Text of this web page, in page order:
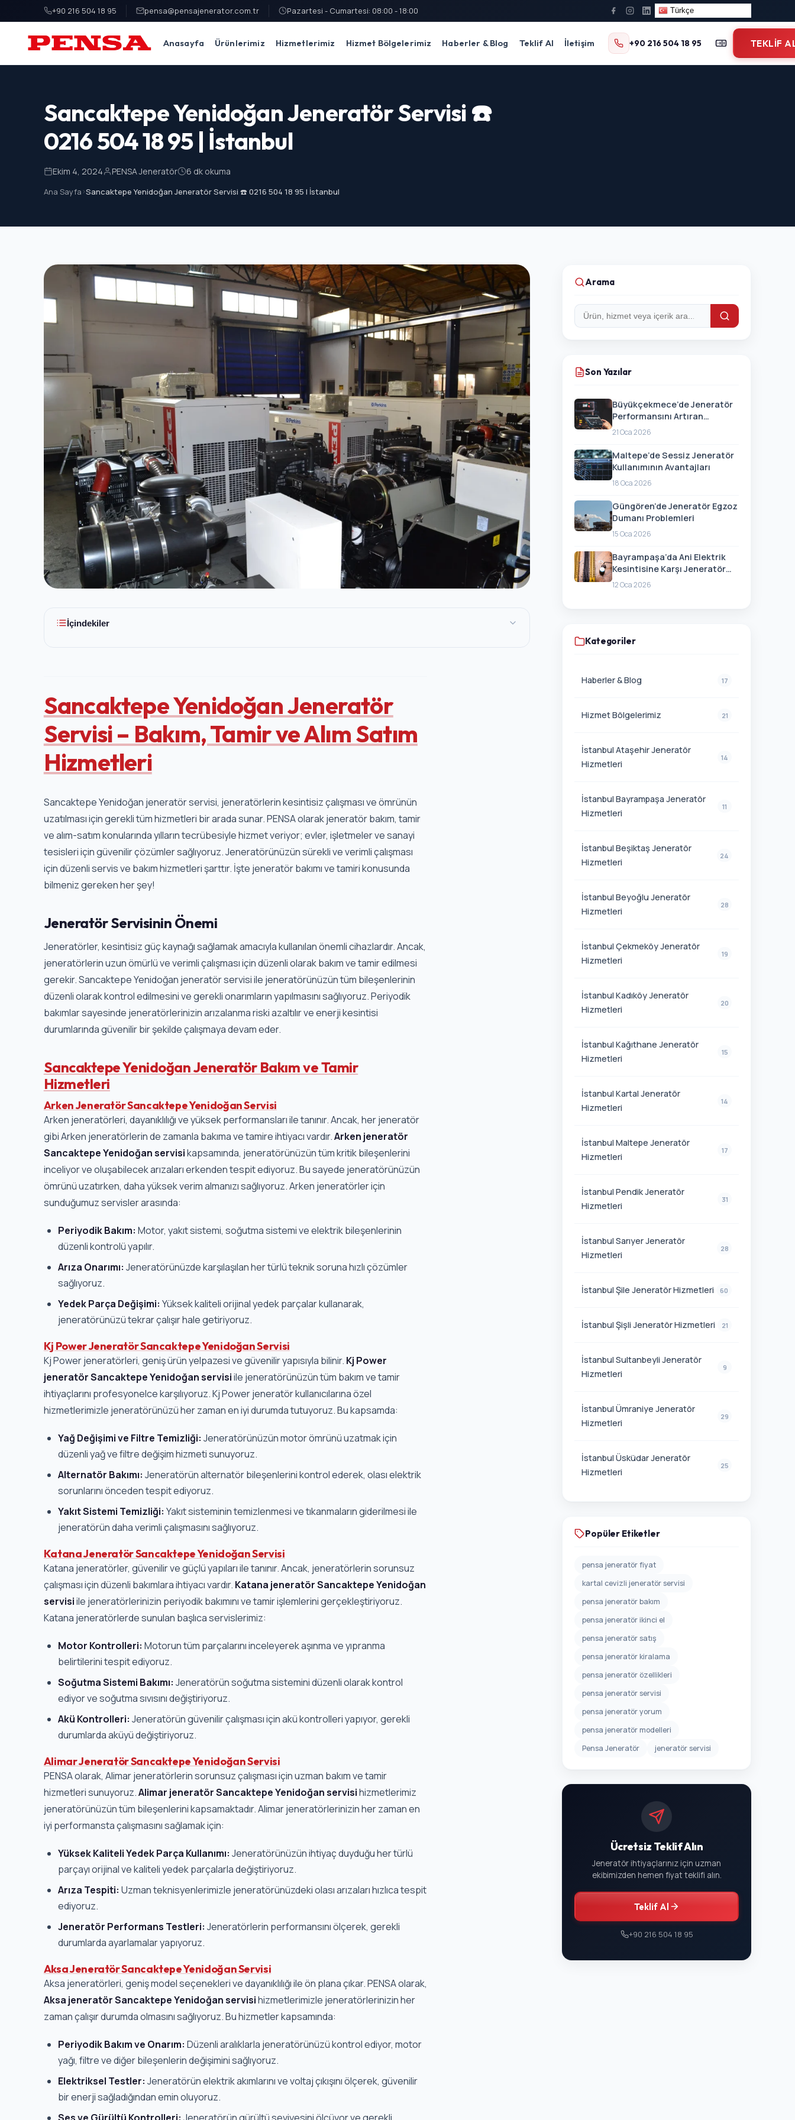
+90 216 504 18 95 pensa@pensajenerator.com.tr Pazartesi - Cumartesi: 08:00 - 18:00 Türkçe
PENSA Generator
Anasayfa Ürünlerimiz Hizmetlerimiz Hizmet Bölgelerimiz Haberler & Blog Teklif Al İletişim +90 216 504 18 95 TEKLIF
Sancaktepe Yenidoğan Jeneratör Servisi ☎️
0216 504 18 95 | İstanbul
Ekim 4, 2024 PENSA Jeneratör 6 dk okuma
Ana Sayfa>Sancaktepe Yenidoğan Jeneratör Servisi ☎️ 0216 504 18 95 | İstanbul
İçindekiler
Sancaktepe Yenidoğan Jeneratör
Servisi – Bakım, Tamir ve Alım Satım
Hizmetleri
Sancaktepe Yenidoğan jeneratör servisi, jeneratörlerin kesintisiz çalışması ve ömrünün
uzatılması için gerekli tüm hizmetleri bir arada sunar. PENSA olarak jeneratör bakım, tamir
ve alım-satım konularında yılların tecrübesiyle hizmet veriyor; evler, işletmeler ve sanayi
tesisleri için güvenilir çözümler sağlıyoruz. Jeneratörünüzün sürekli ve verimli çalışması
için düzenli servis ve bakım hizmetleri şarttır. İşte jeneratör bakımı ve tamiri konusunda
bilmeniz gereken her şey!
Jeneratör Servisinin Önemi
Jeneratörler, kesintisiz güç kaynağı sağlamak amacıyla kullanılan önemli cihazlardır. Ancak,
jeneratörlerin uzun ömürlü ve verimli çalışması için düzenli olarak bakım ve tamir edilmesi
gerekir. Sancaktepe Yenidoğan jeneratör servisi ile jeneratörünüzün tüm bileşenlerinin
düzenli olarak kontrol edilmesini ve gerekli onarımların yapılmasını sağlıyoruz. Periyodik
bakımlar sayesinde jeneratörlerinizin arızalanma riski azaltılır ve enerji kesintisi
durumlarında güvenilir bir şekilde çalışmaya devam eder.
Sancaktepe Yenidoğan Jeneratör Bakım ve Tamir
Hizmetleri
Arken Jeneratör Sancaktepe Yenidoğan Servisi
Arken jeneratörleri, dayanıklılığı ve yüksek performansları ile tanınır. Ancak, her jeneratör
gibi Arken jeneratörlerin de zamanla bakıma ve tamire ihtiyacı vardır.Arken jeneratör
Sancaktepe Yenidoğan servisikapsamında, jeneratörünüzün tüm kritik bileşenlerini
inceliyor ve oluşabilecek arızaları erkenden tespit ediyoruz. Bu sayede jeneratörünüzün
ömrünü uzatırken, daha yüksek verim almanızı sağlıyoruz. Arken jeneratörler için
sunduğumuz servisler arasında:
Periyodik Bakım: Motor, yakıt sistemi, soğutma sistemi ve elektrik bileşenlerinin
düzenli kontrolü yapılır.
Arıza Onarımı: Jeneratörünüzde karşılaşılan her türlü teknik soruna hızlı çözümler
sağlıyoruz.
Yedek Parça Değişimi: Yüksek kaliteli orijinal yedek parçalar kullanarak,
jeneratörünüzü tekrar çalışır hale getiriyoruz.
Kj Power Jeneratör Sancaktepe Yenidoğan Servisi
Kj Power jeneratörleri, geniş ürün yelpazesi ve güvenilir yapısıyla bilinir. Kj Power
jeneratör Sancaktepe Yenidoğan servisiile jeneratörünüzün tüm bakım ve tamir
ihtiyaçlarını profesyonelce karşılıyoruz. Kj Power jeneratör kullanıcılarına özel
hizmetlerimizle jeneratörünüzü her zaman en iyi durumda tutuyoruz. Bu kapsamda:
Yağ Değişimi ve Filtre Temizliği: Jeneratörünüzün motor ömrünü uzatmak için
düzenli yağ ve filtre değişim hizmeti sunuyoruz.
Alternatör Bakımı: Jeneratörün alternatör bileşenlerini kontrol ederek, olası elektrik
sorunlarını önceden tespit ediyoruz.
Yakıt Sistemi Temizliği: Yakıt sisteminin temizlenmesi ve tıkanmaların giderilmesi ile
jeneratörün daha verimli çalışmasını sağlıyoruz.
Katana Jeneratör Sancaktepe Yenidoğan Servisi
Katana jeneratörler, güvenilir ve güçlü yapıları ile tanınır. Ancak, jeneratörlerin sorunsuz
çalışması için düzenli bakımlara ihtiyacı vardır. Katana jeneratör Sancaktepe Yenidoğan
servisiile jeneratörlerinizin periyodik bakımını ve tamir işlemlerini gerçekleştiriyoruz.
Katana jeneratörlerde sunulan başlıca servislerimiz:
Motor Kontrolleri: Motorun tüm parçalarını inceleyerek aşınma ve yıpranma
belirtilerini tespit ediyoruz.
Soğutma Sistemi Bakımı: Jeneratörün soğutma sistemini düzenli olarak kontrol
ediyor ve soğutma sıvısını değiştiriyoruz.
Akü Kontrolleri: Jeneratörün güvenilir çalışması için akü kontrolleri yapıyor, gerekli
durumlarda aküyü değiştiriyoruz.
Alimar Jeneratör Sancaktepe Yenidoğan Servisi
PENSA olarak, Alimar jeneratörlerin sorunsuz çalışması için uzman bakım ve tamir
hizmetleri sunuyoruz.Alimar jeneratör Sancaktepe Yenidoğan servisihizmetlerimiz
jeneratörünüzün tüm bileşenlerini kapsamaktadır. Alimar jeneratörlerinizin her zaman en
iyi performansta çalışmasını sağlamak için:
Yüksek Kaliteli Yedek Parça Kullanımı: Jeneratörünüzün ihtiyaç duyduğu her türlü
parçayı orijinal ve kaliteli yedek parçalarla değiştiriyoruz.
Arıza Tespiti: Uzman teknisyenlerimizle jeneratörünüzdeki olası arızaları hızlıca tespit
ediyoruz.
Jeneratör Performans Testleri: Jeneratörlerin performansını ölçerek, gerekli
durumlarda ayarlamalar yapıyoruz.
Aksa Jeneratör Sancaktepe Yenidoğan Servisi
Aksa jeneratörleri, geniş model seçenekleri ve dayanıklılığı ile ön plana çıkar. PENSA olarak,
Aksa jeneratör Sancaktepe Yenidoğan servisihizmetlerimizle jeneratörlerinizin her
zaman çalışır durumda olmasını sağlıyoruz. Bu hizmetler kapsamında:
Periyodik Bakım ve Onarım: Düzenli aralıklarla jeneratörünüzü kontrol ediyor, motor
yağı, filtre ve diğer bileşenlerin değişimini sağlıyoruz.
Elektriksel Testler: Jeneratörün elektrik akımlarını ve voltaj çıkışını ölçerek, güvenilir
bir enerji sağladığından emin oluyoruz.
Arama
Arama:
Son Yazılar
Büyükçekmece’de Jeneratör
Performansını Artıran
Güncellemeler
21 Oca 2026
Maltepe’de Sessiz Jeneratör
Kullanımının Avantajları
18 Oca 2026
Güngören’de Jeneratör Egzoz
Dumanı Problemleri
15 Oca 2026
Bayrampaşa’da Ani Elektrik
Kesintisine Karşı Jeneratör
Hazırlığı
12 Oca 2026
Kategoriler
Haberler & Blog 17
Hizmet Bölgelerimiz 21
İstanbul Ataşehir Jeneratör
Hizmetleri
14
İstanbul Bayrampaşa Jeneratör
Hizmetleri
11
İstanbul Beşiktaş Jeneratör
Hizmetleri
24
İstanbul Beyoğlu Jeneratör
Hizmetleri
28
İstanbul Çekmeköy Jeneratör
Hizmetleri
19
İstanbul Kadıköy Jeneratör
Hizmetleri
20
İstanbul Kağıthane Jeneratör
Hizmetleri
15
İstanbul Kartal Jeneratör
Hizmetleri
14
İstanbul Maltepe Jeneratör
Hizmetleri
17
İstanbul Pendik Jeneratör
Hizmetleri
31
İstanbul Sarıyer Jeneratör
Hizmetleri
28
İstanbul Şile Jeneratör Hizmetleri 60
İstanbul Şişli Jeneratör Hizmetleri 21
İstanbul Sultanbeyli Jeneratör
Hizmetleri
9
İstanbul Ümraniye Jeneratör
Hizmetleri
29
İstanbul Üsküdar Jeneratör
Hizmetleri
25
Popüler Etiketler
pensa jeneratör fiyat
kartal cevizli jeneratör servisi
pensa jeneratör bakım
pensa jeneratör ikinci el
pensa jeneratör satış
pensa jeneratör kiralama
pensa jeneratör özellikleri
pensa jeneratör servisi
pensa jeneratör yorum
pensa jeneratör modelleri
Pensa Jeneratör
jeneratör servisi
Ücretsiz Teklif Alın
Jeneratör ihtiyaçlarınız için uzman
ekibimizden hemen fiyat teklifi alın.
Teklif Al
+90 216 504 18 95